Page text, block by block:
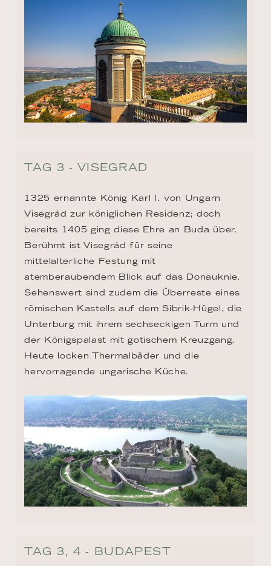
TAG 3 - VISEGRAD
1325 ernannte König Karl I. von Ungarn
Visegrád zur königlichen Residenz; doch
bereits 1405 ging diese Ehre an Buda über.
Berühmt ist Visegrád für seine
mittelalterliche Festung mit
atemberaubendem Blick auf das Donauknie.
Sehenswert sind zudem die Überreste eines
römischen Kastells auf dem Sibrik-Hügel, die
Unterburg mit ihrem sechseckigen Turm und
der Königspalast mit gotischem Kreuzgang.
Heute locken Thermalbäder und die
hervorragende ungarische Küche.
TAG 3, 4 - BUDAPEST